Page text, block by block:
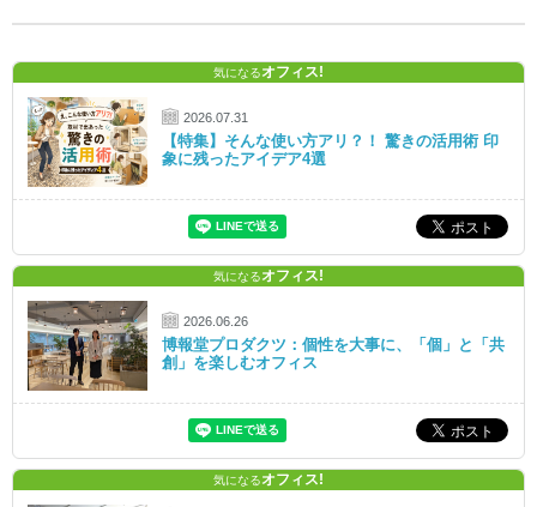
気になるオフィス!
2026.07.31
【特集】そんな使い方アリ？！ 驚きの活用術 印
象に残ったアイデア4選
気になるオフィス!
2026.06.26
博報堂プロダクツ：個性を大事に、「個」と「共
創」を楽しむオフィス
気になるオフィス!